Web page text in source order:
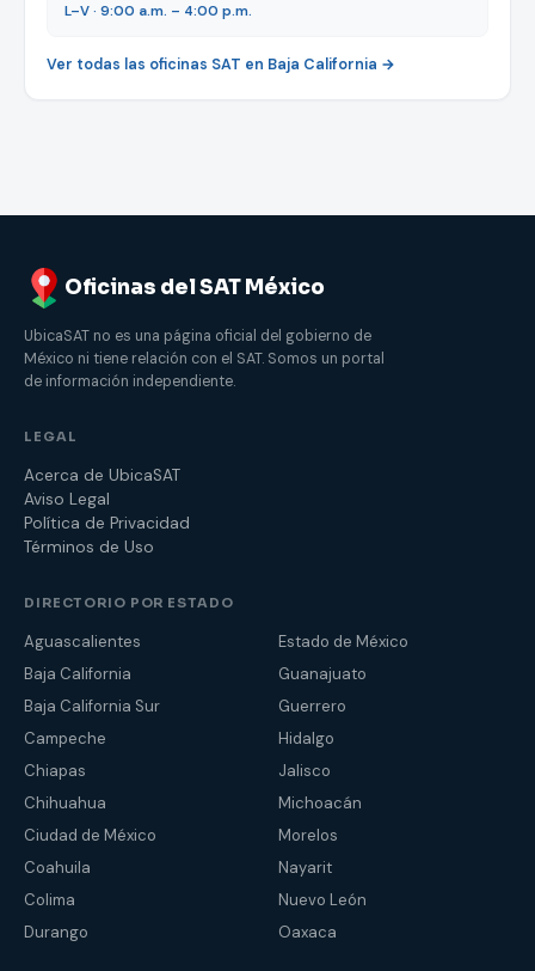
L–V · 9:00 a.m. – 4:00 p.m.
Ver todas las oficinas SAT en Baja California →
Oficinas del SAT México
UbicaSAT no es una página oficial del gobierno de
México ni tiene relación con el SAT. Somos un portal
de información independiente.
LEGAL
Acerca de UbicaSAT
Aviso Legal
Política de Privacidad
Términos de Uso
DIRECTORIO POR ESTADO
Aguascalientes
Baja California
Baja California Sur
Campeche
Chiapas
Chihuahua
Ciudad de México
Coahuila
Colima
Durango
Estado de México
Guanajuato
Guerrero
Hidalgo
Jalisco
Michoacán
Morelos
Nayarit
Nuevo León
Oaxaca